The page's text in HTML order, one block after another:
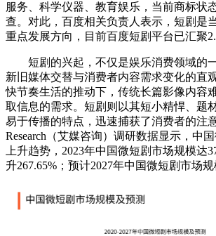
服务、科学仪器、教育娱乐，当前商标状
查。对此，百度相关负责人表示，短剧是
重点发展方向，目前百度短剧平台已汇聚
短剧的兴起，不仅是娱乐消费领域的
新旧媒体交替与消费者内容需求变化的直
快节奏生活的推动下，传统长篇影像内容
取信息的需求。短剧则以其短小精悍、题
易于传播的特点，迅速捕获了消费者的注
Research（艾媒咨询）调研数据显示，中
上升趋势，2023年中国微短剧市场规模达
升267.65%；预计2027年中国微短剧市场规